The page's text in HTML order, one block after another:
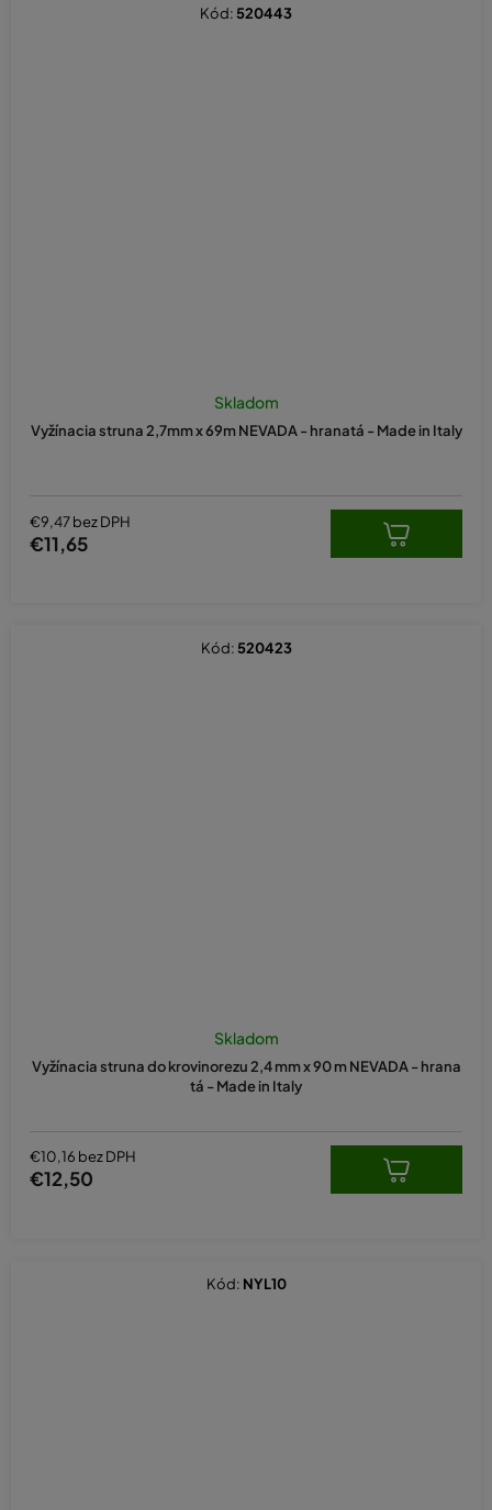
Vyžínacia struna 2,7mm x 69m NEVADA - hranatá - Made in Italy
Skladom
€9,47 bez DPH
€11,65
Kód: 520443
Vyžínacia struna do krovinorezu 2,4 mm x 90 m NEVADA - hrana
tá - Made in Italy
Skladom
€10,16 bez DPH
€12,50
Kód: 520423
Kód: NYL10